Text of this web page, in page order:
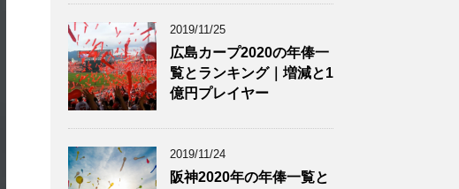
2019/11/25
広島カープ2020の年俸一
覧とランキング｜増減と1
億円プレイヤー
2019/11/24
阪神2020年の年俸一覧と